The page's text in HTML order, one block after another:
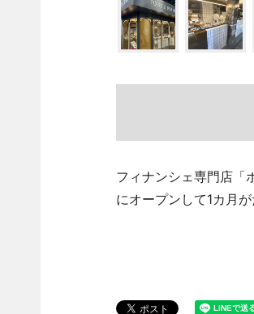
フィナンシェ専門店「
にオープンして1カ月が